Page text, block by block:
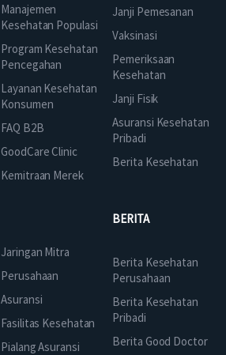
Manajemen
Kesehatan Populasi
Program Kesehatan
Pencegahan
Layanan Kesehatan
Konsumen
FAQ B2B
GoodCare Clinic
Kemitraan Merek
Janji Pemesanan
Vaksinasi
Pemeriksaan
Kesehatan
Janji Fisik
Asuransi Kesehatan
Pribadi
Berita Kesehatan
Jaringan Mitra
Perusahaan
Asuransi
Fasilitas Kesehatan
Pialang Asuransi
BERITA
Berita Kesehatan
Perusahaan
Berita Kesehatan
Pribadi
Berita Good Doctor